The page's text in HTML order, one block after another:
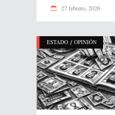
27 febrero, 2026
ESTADO / OPINIÓN